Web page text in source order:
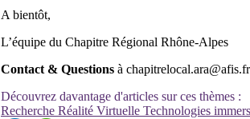
A bientôt,
L’équipe du Chapitre Régional Rhône-Alpes
Contact & Questions à chapitrelocal.ara@afis.fr
Découvrez davantage d'articles sur ces thèmes :
Recherche Réalité Virtuelle Technologies